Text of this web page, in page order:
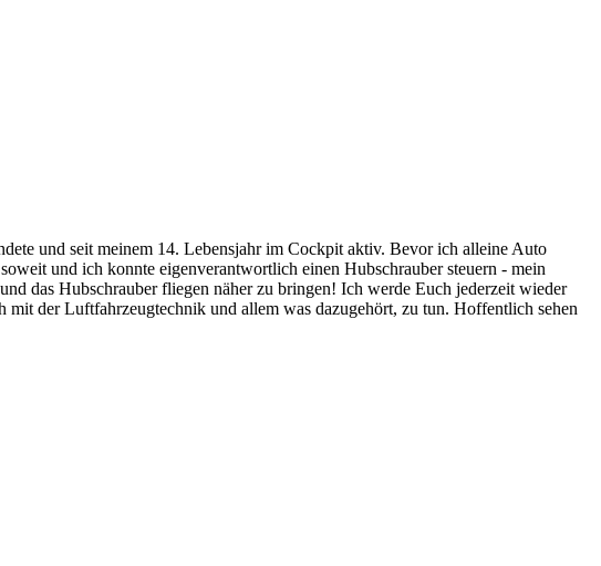
und seit meinem 14. Lebensjahr im Cockpit aktiv. Bevor ich alleine Auto
und ich konnte eigenverantwortlich einen Hubschrauber steuern - mein
das Hubschrauber fliegen näher zu bringen! Ich werde Euch jederzeit wieder
der Luftfahrzeugtechnik und allem was dazugehört, zu tun. Hoffentlich sehen